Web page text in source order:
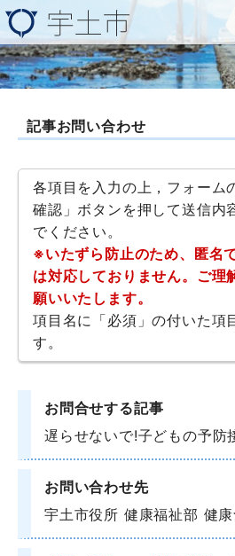
記事お問い合わせ
各項目を入力の上，フォーム
確認」ボタンを押して送信内
でください。
※いたずら防止のため、匿名
は対応しておりません。ご理
願いいたします。
項目名に「必須」の付いた項
す。
お問合せする記事
遅らせないで!子どもの予防
お問い合わせ先
宇土市役所 健康福祉部 健